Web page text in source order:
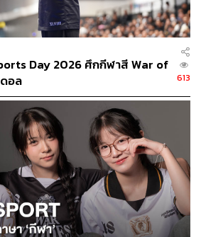
ภาพของเพลงแบบ JYP ผุดขึ้นมา
วินาทีก็รู้ทันทีว่านี่คือเพลงในแบบ
รใส่ความสดใสในแบบของ BNK48
มด้วยDay 2026 ศึกกีฬาสี War of
อล
613